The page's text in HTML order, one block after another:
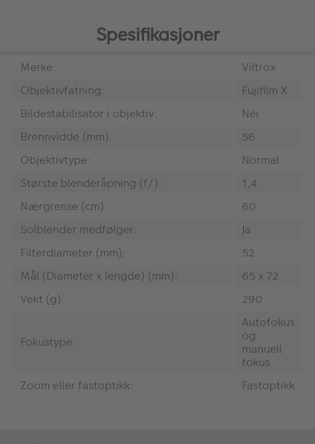
Spesifikasjoner
Merke:
Viltrox
Objektivfatning:
Fujifilm X
Bildestabilisator i objektiv:
Nei
Brennvidde (mm):
56
Objektivtype:
Normal
Største blenderåpning (f/):
1,4
Nærgrense (cm):
60
Solblender medfølger:
Ja
Filterdiameter (mm):
52
Mål (Diameter x lengde) (mm):
65 x 72
Vekt (g):
290
Fokustype:
Autofokus
og
manuell
fokus
Zoom eller fastoptikk:
Fastoptikk